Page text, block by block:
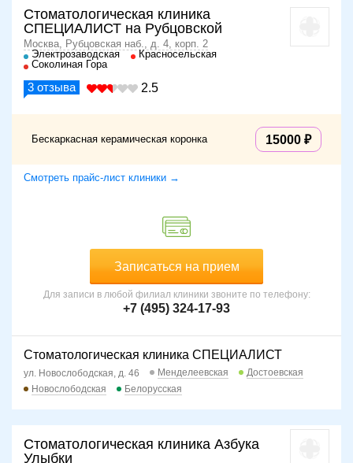
Стоматологическая клиника
СПЕЦИАЛИСТ на Рубцовской
Москва, Рубцовская наб., д. 4, корп. 2
Электрозаводская
Красносельская
Соколиная Гора
3 отзыва 2.5
Бескаркасная керамическая коронка 15000
Смотреть прайс-лист клиники →
Записаться на прием
Для записи в любой филиал клиники звоните по телефону:
+7 (495) 324-17-93
Стоматологическая клиника СПЕЦИАЛИСТ
ул. Новослободская, д. 46 Менделеевская
Достоевская
Новослободская
Белорусская
Стоматологическая клиника Азбука
Улыбки